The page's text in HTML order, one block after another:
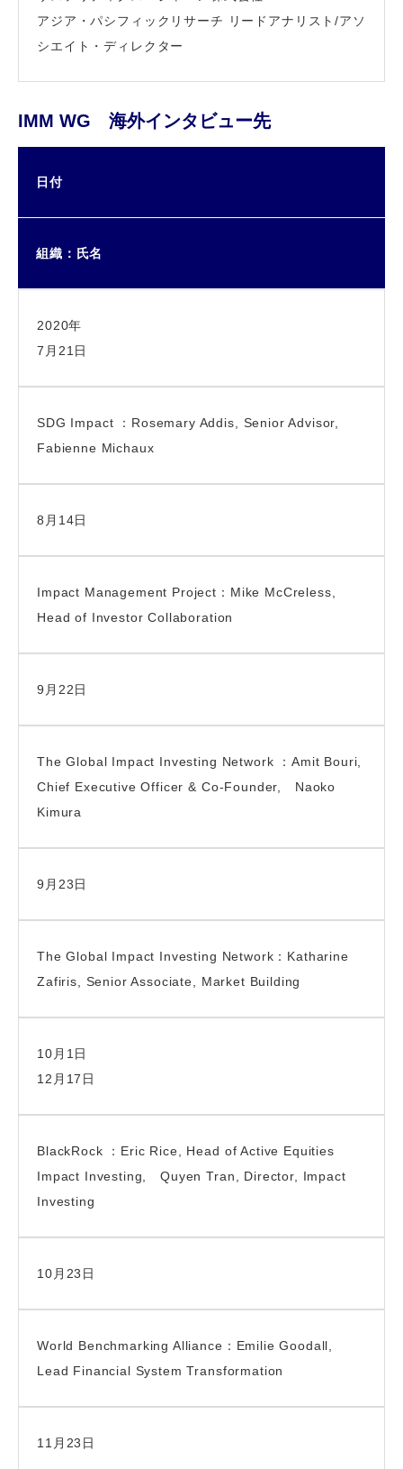
アジア・パシフィックリサーチ リードアナリスト/アソ
シエイト・ディレクター
IMM WG 海外インタビュー先
日付
組織：氏名
2020年
7月21日
SDG Impact ：Rosemary Addis, Senior Advisor,
Fabienne Michaux
8月14日
Impact Management Project：Mike McCreless,
Head of Investor Collaboration
9月22日
The Global Impact Investing Network ：Amit Bouri,
Chief Executive Officer & Co-Founder, Naoko
Kimura
9月23日
The Global Impact Investing Network：Katharine
Zafiris, Senior Associate, Market Building
10月1日
12月17日
BlackRock ：Eric Rice, Head of Active Equities
Impact Investing, Quyen Tran, Director, Impact
Investing
10月23日
World Benchmarking Alliance：Emilie Goodall,
Lead Financial System Transformation
11月23日